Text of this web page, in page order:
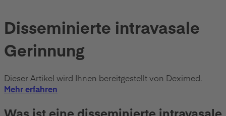
Disseminierte intravasale
Gerinnung
Dieser Artikel wird Ihnen bereitgestellt von Deximed.
Mehr erfahren
Was ist eine disseminierte intravasale